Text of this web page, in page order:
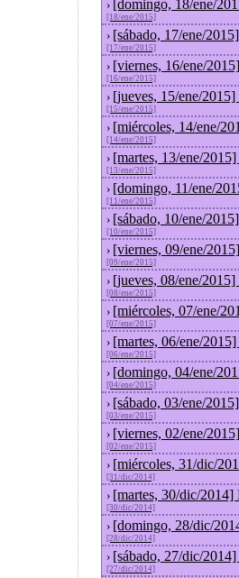
› [domingo, 18/ene/
[18/ene/2015]
› [sábado, 17/ene/
[17/ene/2015]
› [viernes, 16/ene/
[16/ene/2015]
› [jueves, 15/ene/
[15/ene/2015]
› [miércoles, 14/ene/
[14/ene/2015]
› [martes, 13/ene/
[13/ene/2015]
› [domingo, 11/ene/
[11/ene/2015]
› [sábado, 10/ene/
[10/ene/2015]
› [viernes, 09/ene/
[09/ene/2015]
› [jueves, 08/ene/
[08/ene/2015]
› [miércoles, 07/ene/
[07/ene/2015]
› [martes, 06/ene/
[06/ene/2015]
› [domingo, 04/ene/
[04/ene/2015]
› [sábado, 03/ene/
[03/ene/2015]
› [viernes, 02/ene/
[02/ene/2015]
› [miércoles, 31/dic/
[31/dic/2014]
› [martes, 30/dic/2014]
[30/dic/2014]
› [domingo, 28/dic/
[28/dic/2014]
› [sábado, 27/dic/
[27/dic/2014]